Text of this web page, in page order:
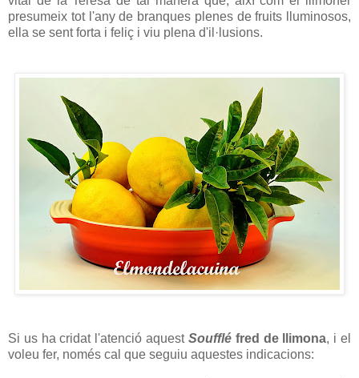
presumeix tot l'any de branques plenes de fruits lluminosos,
ella se sent forta i feliç i viu plena d'il·lusions.
Si us ha cridat l'atenció aquest Souffléfred de llimona, i el
voleu fer, només cal que seguiu aquestes indicacions: